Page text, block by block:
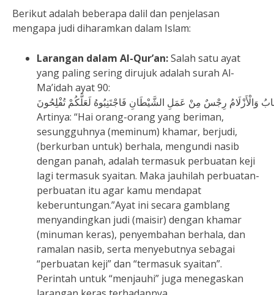
Berikut adalah beberapa dalil dan penjelasan
mengapa judi diharamkan dalam Islam:
Larangan dalam Al-Qur’an:Salah satu ayat
yang paling sering dirujuk adalah surah Al-
Ma’idah ayat 90:
وَالْأَزْلَامُ رِجْسٌ مِنْ عَمَلِ الشَّيْطَانِ فَاجْتَنِبُوهُ لَعَلَّكُمْ تُفْلِحُونَ
Artinya: “Hai orang-orang yang beriman,
sesungguhnya (meminum) khamar, berjudi,
(berkurban untuk) berhala, mengundi nasib
dengan panah, adalah termasuk perbuatan keji
lagi termasuk syaitan. Maka jauhilah perbuatan-
perbuatan itu agar kamu mendapat
keberuntungan.”Ayat ini secara gamblang
menyandingkan judi (maisir) dengan khamar
(minuman keras), penyembahan berhala, dan
ramalan nasib, serta menyebutnya sebagai
“perbuatan keji” dan “termasuk syaitan”.
Perintah untuk “menjauhi” juga menegaskan